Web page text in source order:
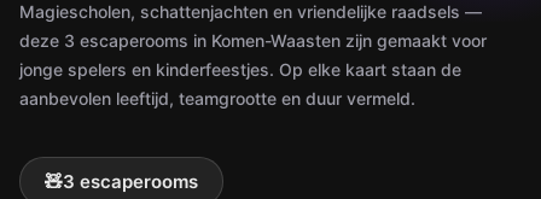
Magiescholen, schattenjachten en vriendelijke raadsels —
deze 3 escaperooms in Komen-Waasten zijn gemaakt voor
jonge spelers en kinderfeestjes. Op elke kaart staan de
aanbevolen leeftijd, teamgrootte en duur vermeld.
🧸3 escaperooms